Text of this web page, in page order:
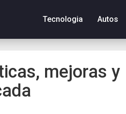
Tecnologia Autos
mejoras y